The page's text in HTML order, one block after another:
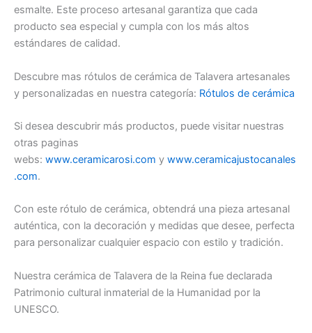
esmalte. Este proceso artesanal garantiza que cada
producto sea especial y cumpla con los más altos
estándares de calidad.
Descubre mas rótulos de cerámica de Talavera artesanales
y personalizadas en nuestra categoría: Rótulos de cerámica
Si desea descubrir más productos, puede visitar nuestras
otras paginas
webs: www.ceramicarosi.com y www.ceramicajustocanales
.com.
Con este rótulo de cerámica, obtendrá una pieza artesanal
auténtica, con la decoración y medidas que desee, perfecta
para personalizar cualquier espacio con estilo y tradición.
Nuestra cerámica de Talavera de la Reina fue declarada
Patrimonio cultural inmaterial de la Humanidad por la
UNESCO.